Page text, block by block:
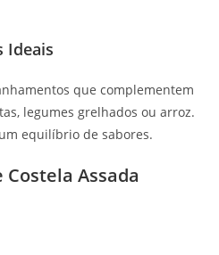
Ideais
que complementem
legumes grelhados ou arroz.
equilíbrio de sabores.
Assada